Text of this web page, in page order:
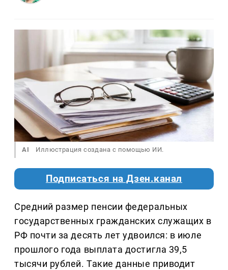
AI Иллюстрация создана с помощью ИИ.
Подписаться на Дзен.канал
Средний размер пенсии федеральных
государственных гражданских служащих в
РФ почти за десять лет удвоился: в июле
прошлого года выплата достигла 39,5
тысячи рублей. Такие данные приводит